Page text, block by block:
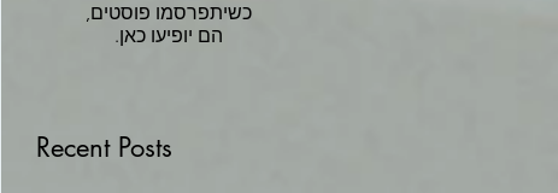
כשיתפרסמו פוסטים,
הם יופיעו כאן.
Recent Posts